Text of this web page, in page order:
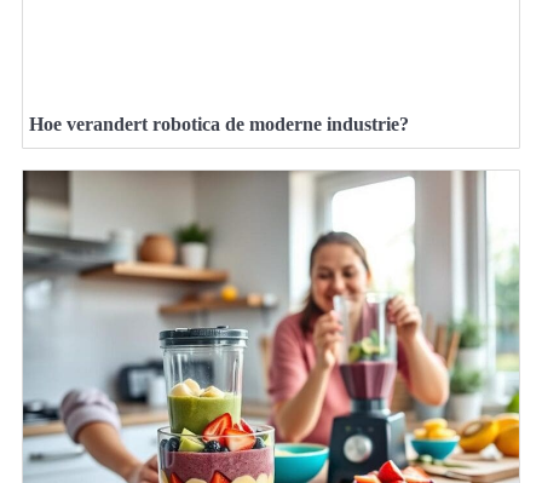
Hoe verandert robotica de moderne industrie?